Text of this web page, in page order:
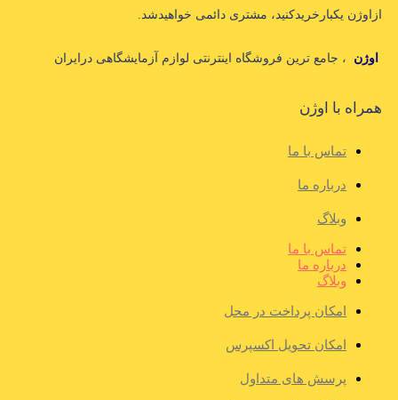
ازاوژن یکبارخریدکنید، مشتری دائمی خواهیدشد.
اوژن ، جامع ترین فروشگاه اینترنتی لوازم آزمایشگاهی درایران
همراه با اوژن
تماس با ما
درباره ما
وبلاگ
تماس با ما
درباره ما
وبلاگ
امکان پرداخت در محل
امکان تحویل اکسپرس
پرسش های متداول